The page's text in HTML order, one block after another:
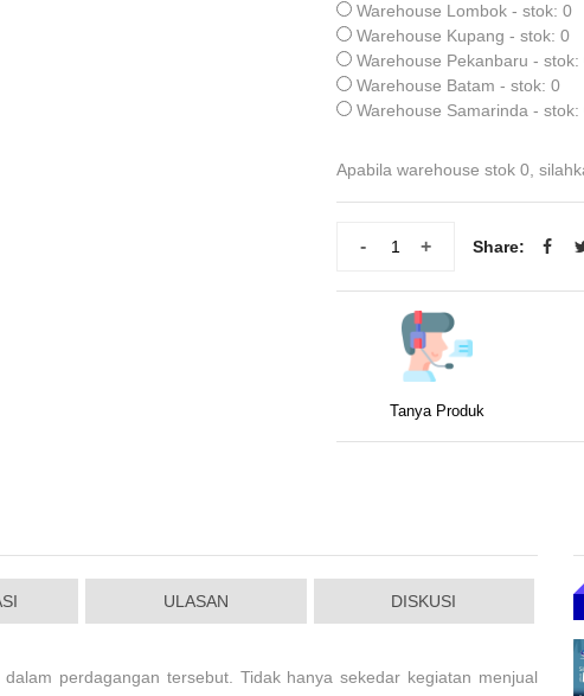
Warehouse Lombok - stok: 0
Warehouse Kupang - stok: 0
Warehouse Pekanbaru - stok:
Warehouse Batam - stok: 0
Warehouse Samarinda - stok:
Apabila warehouse stok 0,
+
- Share:
Tanya Produk
ULASAN DISKUSI
perdagangan tersebut. Tidak hanya sekedar kegiatan menjual